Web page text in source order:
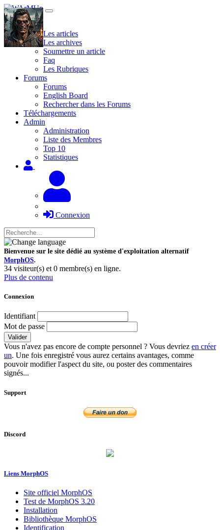
Site
Les articles
Les archives
Soumettre un article
Faq
Les Rubriques
Forums
Forums
English Board
Rechercher dans les Forums
Téléchargements
Admin
Administration
Liste des Membres
Top 10
Statistiques
Connexion
Bienvenue sur le site dédié au système d'exploitation alternatif
MorphOS.
34 visiteur(s) et 0 membre(s) en ligne.
Plus de contenu
Connexion
Identifiant
Mot de passe
Valider
Vous n'avez pas encore de compte personnel ? Vous devriez en créer
un. Une fois enregistré vous aurez certains avantages, comme
pouvoir modifier l'aspect du site, ou poster des commentaires
signés...
Support
Discord
Liens MorphOS
Site officiel MorphOS
Test de MorphOS 3.20
Installation
Bibliothèque MorphOS
Identification